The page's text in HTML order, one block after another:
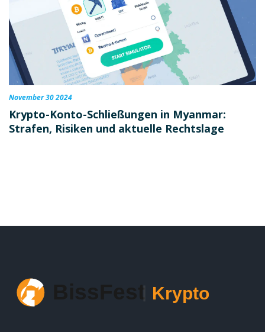
November 30 2024
Krypto-Konto-Schließungen in Myanmar:
Strafen, Risiken und aktuelle Rechtslage